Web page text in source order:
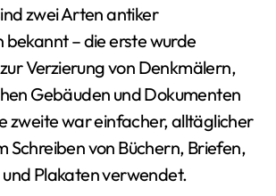
zwei Arten antiker
– die erste wurde
Verzierung von Denkmälern,
Gebäuden und Dokumenten
zweite war einfacher, alltäglicher
Schreiben von Büchern, Briefen,
Plakaten verwendet.